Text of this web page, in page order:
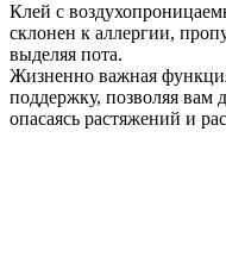
Клей с
склонен к аллергии,
выделяя пота.
Жизненно важная
поддержку, позволяя вам
опасаясь растяжений и